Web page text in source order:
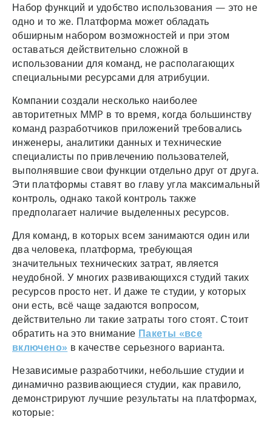
Набор функций и удобство использования — это не
одно и то же. Платформа может обладать
обширным набором возможностей и при этом
оставаться действительно сложной в
использовании для команд, не располагающих
специальными ресурсами для атрибуции.
Компании создали несколько наиболее
авторитетных MMP в то время, когда большинству
команд разработчиков приложений требовались
инженеры, аналитики данных и технические
специалисты по привлечению пользователей,
выполнявшие свои функции отдельно друг от друга.
Эти платформы ставят во главу угла максимальный
контроль, однако такой контроль также
предполагает наличие выделенных ресурсов.
Для команд, в которых всем занимаются один или
два человека, платформа, требующая
значительных технических затрат, является
неудобной. У многих развивающихся студий таких
ресурсов просто нет. И даже те студии, у которых
они есть, всё чаще задаются вопросом,
действительно ли такие затраты того стоят. Стоит
обратить на это внимание Пакеты «все
включено» в качестве серьезного варианта.
Независимые разработчики, небольшие студии и
динамично развивающиеся студии, как правило,
демонстрируют лучшие результаты на платформах,
которые: